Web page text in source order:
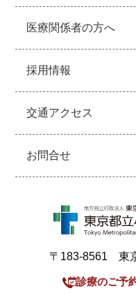
医療関係者の方へ
採用情報
交通アクセス
お問合せ
〒183-8561 東
診療のご予